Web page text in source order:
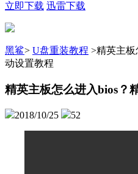
立即下载 迅雷下载
黑鲨> U盘重装教程 >精英主板
动设置教程
精英主板怎么进入bios？
2018/10/25 52